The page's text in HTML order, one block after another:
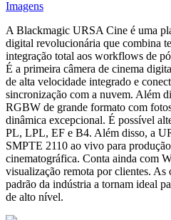
Imagens
A Blackmagic URSA Cine é uma
digital revolucionária que combina
integração total aos workflows de
É a primeira câmera de cinema
de alta velocidade integrado e
sincronização com a nuvem. Além
RGBW de grande formato com
dinâmica excepcional. É possível
PL, LPL, EF e B4. Além disso, a
SMPTE 2110 ao vivo para
cinematográfica. Conta ainda com
visualização remota por clientes. As
padrão da indústria a tornam ideal
de alto nível.